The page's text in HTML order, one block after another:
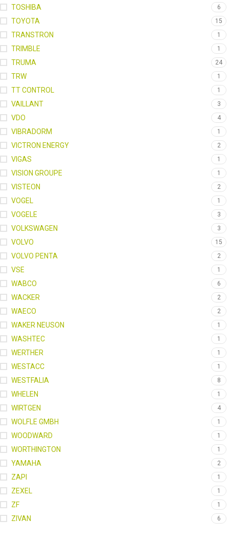
TOSHIBA 6
TOYOTA 15
TRANSTRON 1
TRIMBLE 1
TRUMA 24
TRW 1
TT CONTROL 1
VAILLANT 3
VDO 4
VIBRADORM 1
VICTRON ENERGY 2
VIGAS 1
VISION GROUPE 1
VISTEON 2
VOGEL 1
VOGELE 3
VOLKSWAGEN 3
VOLVO 15
VOLVO PENTA 2
VSE 1
WABCO 6
WACKER 2
WAECO 2
WAKER NEUSON 1
WASHTEC 1
WERTHER 1
WESTACC 1
WESTFALIA 8
WHELEN 1
WIRTGEN 4
WOLFLE GMBH 1
WOODWARD 1
WORTHINGTON 1
YAMAHA 2
ZAPI 1
ZEXEL 1
ZF 1
ZIVAN 6